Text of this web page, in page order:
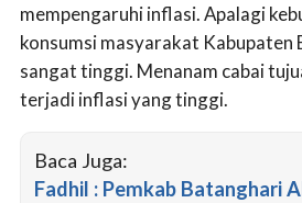
mempengaruhi inflasi. Apalagi
konsumsi masyarakat Kabupaten
sangat tinggi. Menanam cabai
terjadi inflasi yang tinggi.
Baca Juga:
Fadhil : Pemkab Batanghari